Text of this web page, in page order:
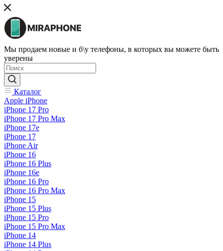
Мы продаем новые и б\у телефоны, в которых вы можете быть
уверены
Каталог
Apple iPhone
iPhone 17 Pro
iPhone 17 Pro Max
iPhone 17e
iPhone 17
iPhone Air
iPhone 16
iPhone 16 Plus
iPhone 16e
iPhone 16 Pro
iPhone 16 Pro Max
iPhone 15
iPhone 15 Plus
iPhone 15 Pro
iPhone 15 Pro Max
iPhone 14
iPhone 14 Plus